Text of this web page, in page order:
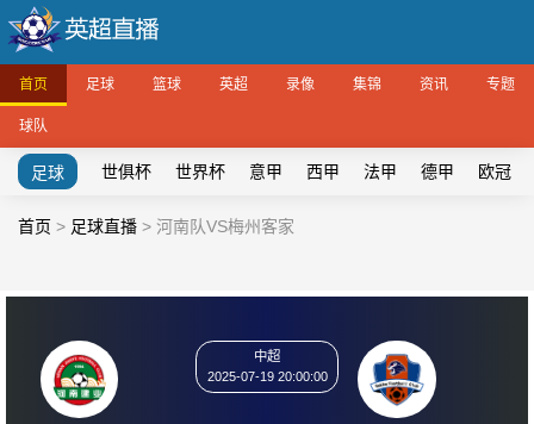
首页 足球 篮球 英超 录像 集锦 资讯 专题
球队
足球 世俱杯 世界杯 意甲 西甲 法甲 德甲 欧冠
首页 > 足球直播 > 河南队VS梅州客家